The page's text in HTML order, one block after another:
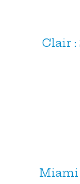
Clair :
Miami